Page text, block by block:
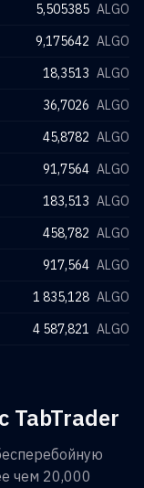
5,505385 ALGO
9,175642 ALGO
18,3513 ALGO
36,7026 ALGO
45,8782 ALGO
91,7564 ALGO
183,513 ALGO
458,782 ALGO
917,564 ALGO
1 835,128 ALGO
4 587,821 ALGO
TabTrader
чем 20,000